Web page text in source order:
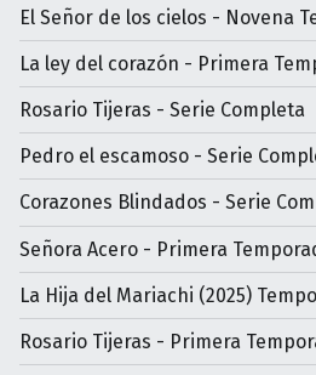
El Señor de los cielos - Novena
La ley del corazón - Primera
Rosario Tijeras - Serie Completa
Pedro el escamoso - Serie
Corazones Blindados - Serie
Señora Acero - Primera
La Hija del Mariachi (2025)
Rosario Tijeras - Primera